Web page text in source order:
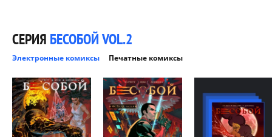
СЕРИЯ БЕСОБОЙ VOL.2
Электронные комиксы Печатные комиксы